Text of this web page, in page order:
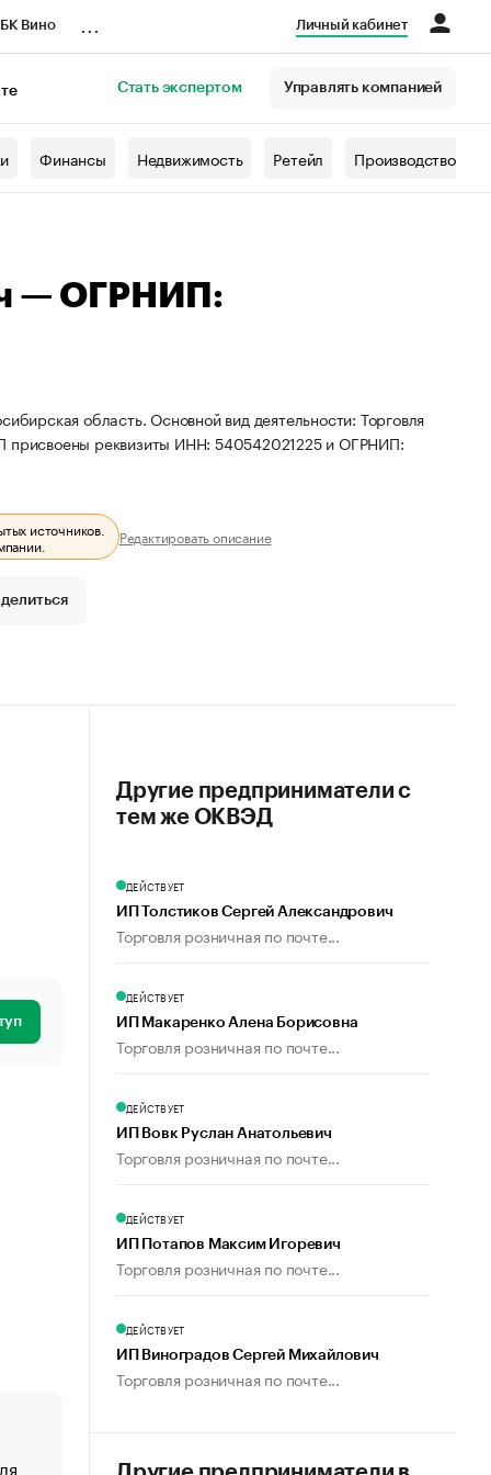
Вино Личный кабинет
Стать экспертом Управлять компанией
Финансы Недвижимость Ретейл Производство
— ОГРНИП:
область. Основной вид деятельности: Торговля
присвоены реквизиты ИНН: 540542021225 и ОГРНИП:
источников.
Редактировать описание
«От спорта тело стареет иначе». Как живет глава
Другие предприниматели с
тем же ОКВЭД
ДЕЙСТВУЕТ
ИП Толстиков Сергей Александрович
Торговля розничная по почте...
ДЕЙСТВУЕТ
ИП Макаренко Алена Борисовна
Торговля розничная по почте...
ДЕЙСТВУЕТ
ИП Вовк Руслан Анатольевич
Торговля розничная по почте...
ДЕЙСТВУЕТ
ИП Потапов Максим Игоревич
Торговля розничная по почте...
ДЕЙСТВУЕТ
ИП Виноградов Сергей Михайлович
Торговля розничная по почте...